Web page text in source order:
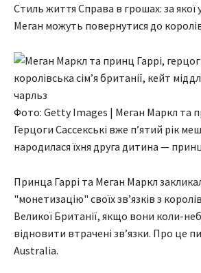
Стиль життя Справа в грошах: за якої
Меган можуть повернутися до
Фото: Getty Images | Меган Маркл та
Герцоги Сассекські вже пʼятий рік
народилася їхня друга дитина —
Принца Гаррі та Меган Маркл
"монетизацію" своїх зв’язків з
Великої Британії, якщо вони коли-
відновити втрачені звʼязки. Про це
Australia.